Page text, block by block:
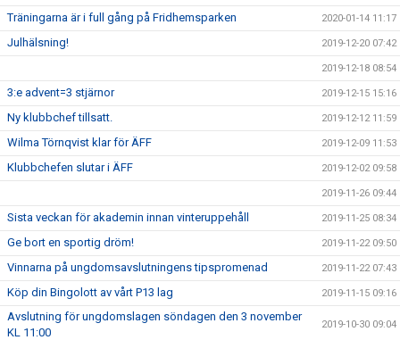
Träningarna är i full gång på Fridhemsparken 2020-01-14 11:17
Julhälsning! 2019-12-20 07:42
2019-12-18 08:54
3:e advent=3 stjärnor 2019-12-15 15:16
Ny klubbchef tillsatt. 2019-12-12 11:59
Wilma Törnqvist klar för ÄFF 2019-12-09 11:53
Klubbchefen slutar i ÄFF 2019-12-02 09:58
2019-11-26 09:44
Sista veckan för akademin innan vinteruppehåll 2019-11-25 08:34
Ge bort en sportig dröm! 2019-11-22 09:50
Vinnarna på ungdomsavslutningens tipspromenad 2019-11-22 07:43
Köp din Bingolott av vårt P13 lag 2019-11-15 09:16
Avslutning för ungdomslagen söndagen den 3 november
KL 11:00
2019-10-30 09:04